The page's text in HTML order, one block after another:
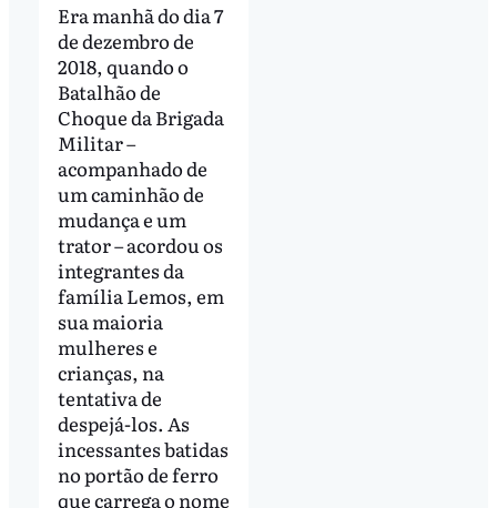
Era manhã do dia 7
de dezembro de
2018, quando o
Batalhão de
Choque da Brigada
Militar –
acompanhado de
um caminhão de
mudança e um
trator – acordou os
integrantes da
família Lemos, em
sua maioria
mulheres e
crianças, na
tentativa de
despejá-los. As
incessantes batidas
no portão de ferro
que carrega o nome